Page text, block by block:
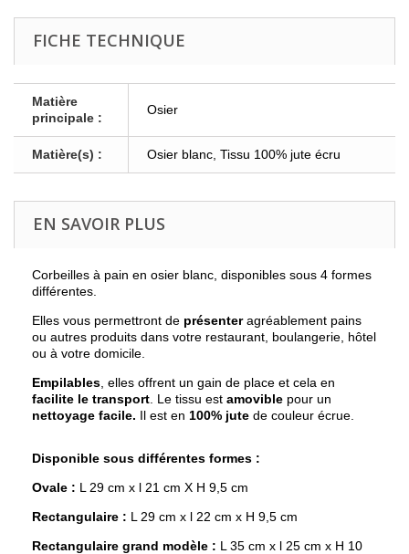
FICHE TECHNIQUE
Matière
principale :
Osier
Matière(s) : Osier blanc, Tissu 100% jute écru
EN SAVOIR PLUS
Corbeilles à pain en osier blanc, disponibles sous 4 formes
différentes.
Elles vous permettront de présenteragréablement pains
ou autres produits dans votre restaurant, boulangerie, hôtel
ou à votre domicile.
Empilables , elles offrent un gain de place et cela en
facilite le transport . Le tissu est amovible pour un
nettoyage facile. Il est en 100% jute de couleur écrue.
Disponible sous différentes formes :
Ovale : L 29 cm x l 21 cm X H 9,5 cm
Rectangulaire : L 29 cm x l 22 cm x H 9,5 cm
Rectangulaire grand modèle : L 35 cm x l 25 cm x H 10